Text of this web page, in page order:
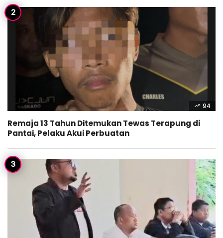
94
Remaja 13 Tahun Ditemukan Tewas Terapung di
Pantai, Pelaku Akui Perbuatan